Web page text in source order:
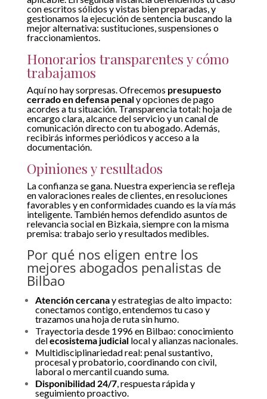
con escritos sólidos y vistas bien preparadas, y
gestionamos la ejecución de sentencia buscando la
mejor alternativa: sustituciones, suspensiones o
fraccionamientos.
Honorarios transparentes y cómo
trabajamos
Aquí no hay sorpresas. Ofrecemos presupuesto
cerrado en defensa penaly opciones de pago
acordes a tu situación. Transparencia total: hoja de
encargo clara, alcance del servicio y un canal de
comunicación directo con tu abogado. Además,
recibirás informes periódicos y acceso a la
documentación.
Opiniones y resultados
La confianza se gana. Nuestra experiencia se refleja
en valoraciones reales de clientes, en resoluciones
favorables y en conformidades cuando es la vía más
inteligente. También hemos defendido asuntos de
relevancia social en Bizkaia, siempre con la misma
premisa: trabajo serio y resultados medibles.
Por qué nos eligen entre los
mejores abogados penalistas de
Bilbao
Atención cercanay estrategias de alto impacto:
conectamos contigo, entendemos tu caso y
trazamos una hoja de ruta sin humo.
Trayectoria desde 1996 en Bilbao: conocimiento
delecosistema judiciallocal y alianzas nacionales.
Multidisciplinariedad real: penal sustantivo,
procesal y probatorio, coordinando con civil,
laboral o mercantil cuando suma.
Disponibilidad 24/7, respuesta rápida y
seguimiento proactivo.